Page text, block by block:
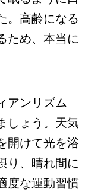
。高齢になる
ため、本当に
アンリズム
しょう。天気
開けて光を浴
り、晴れ間に
度な運動習慣